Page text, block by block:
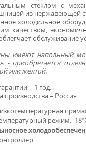
стеклом с
из нержавеющей
холодильное
качеством,
обслуживание
имеют напольный
- приобретается
или желтой.
– 1 год.
производства – Россия
режим: -